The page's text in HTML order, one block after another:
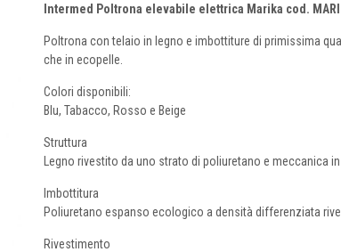
Intermed Poltrona elevabile elettrica Marika cod.
Poltrona con telaio in legno e imbottiture di primissima
che in ecopelle.
Colori disponibili:
Blu, Tabacco, Rosso e Beige
Struttura
Legno rivestito da uno strato di poliuretano e meccanica in
Imbottitura
Poliuretano espanso ecologico a densità differenziata
Rivestimento